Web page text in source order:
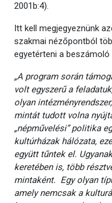
2001b:4).
Itt kell megjegyeznünk
szakmai nézőpontból
egyetérteni a
„A program során
volt egyszerű a
olyan
mintát tudott volna
„népművelési” politika
kultúrházak hálózata,
együtt tűntek el.
keretében is, több
mintaként. Egy olyan
amely nemcsak a